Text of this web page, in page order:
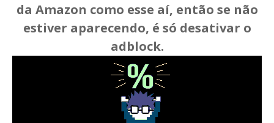
da Amazon como esse aí, então se não
estiver aparecendo, é só desativar o
adblock.